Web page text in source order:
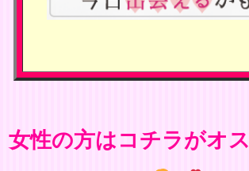
女性の方はコチラがオ